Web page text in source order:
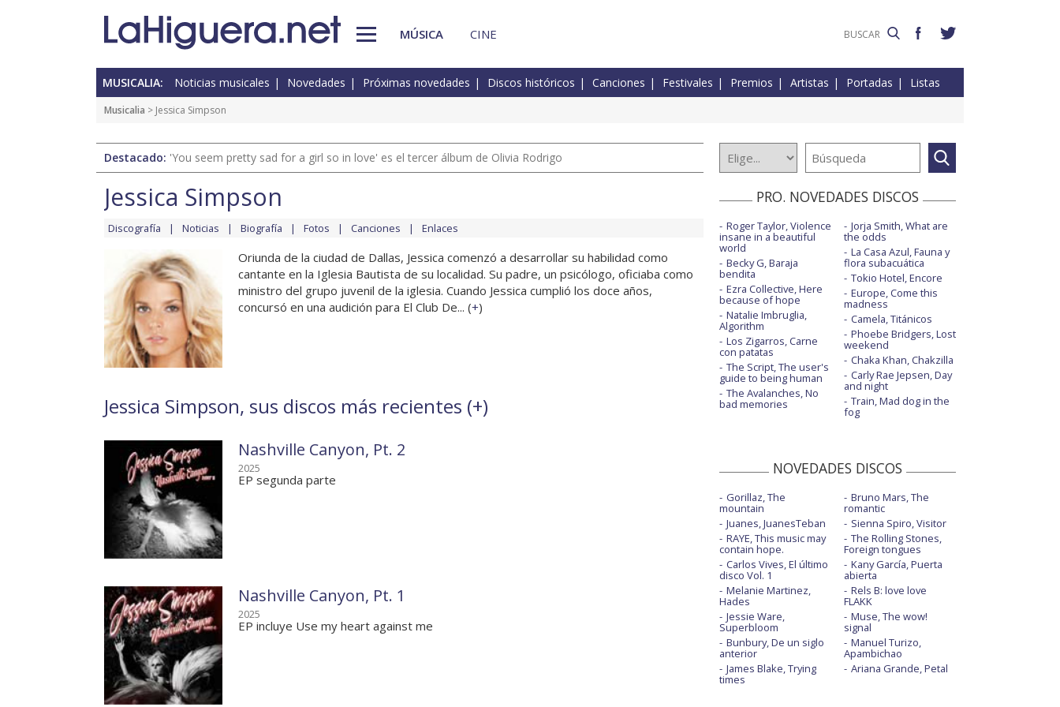
MÚSICA CINE
MUSICALIA: Noticias musicales Novedades Próximas novedades Discos históricos Canciones Festivales Premios Artistas Portadas Listas
Musicalia > Jessica Simpson
Destacado: 'You seem pretty sad for a girl so in love' es el tercer álbum de Olivia Rodrigo
Jessica Simpson
Discografía Noticias Biografía Fotos Canciones Enlaces
Oriunda de la ciudad de Dallas, Jessica comenzó a desarrollar su habilidad como
cantante en la Iglesia Bautista de su localidad. Su padre, un psicólogo, oficiaba como
ministro del grupo juvenil de la iglesia. Cuando Jessica cumplió los doce años,
concursó en una audición para El Club De... (+)
Jessica Simpson, sus discos más recientes (+)
Nashville Canyon, Pt. 2
2025
EP segunda parte
Nashville Canyon, Pt. 1
2025
EP incluye Use my heart against me
PRO. NOVEDADES DISCOS
Roger Taylor, Violence
insane in a beautiful
world
Becky G, Baraja
bendita
Ezra Collective, Here
because of hope
Natalie Imbruglia,
Algorithm
Los Zigarros, Carne
con patatas
The Script, The user's
guide to being human
The Avalanches, No
bad memories
Jorja Smith, What are
the odds
La Casa Azul, Fauna y
flora subacuática
Tokio Hotel, Encore
Europe, Come this
madness
Camela, Titánicos
Phoebe Bridgers, Lost
weekend
Chaka Khan, Chakzilla
Carly Rae Jepsen, Day
and night
Train, Mad dog in the
fog
NOVEDADES DISCOS
Gorillaz, The
mountain
Juanes, JuanesTeban
RAYE, This music may
contain hope.
Carlos Vives, El último
disco Vol. 1
Melanie Martinez,
Hades
Jessie Ware,
Superbloom
Bunbury, De un siglo
anterior
James Blake, Trying
times
Bruno Mars, The
romantic
Sienna Spiro, Visitor
The Rolling Stones,
Foreign tongues
Kany García, Puerta
abierta
Rels B: love love
FLAKK
Muse, The wow!
signal
Manuel Turizo,
Apambichao
Ariana Grande, Petal